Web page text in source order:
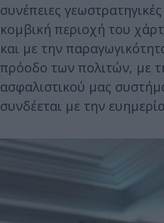
συνέπειες
κομβική περιοχή του
και με την
πρόοδο των πολιτών, με
ασφαλιστικού μας
συνδέεται με την